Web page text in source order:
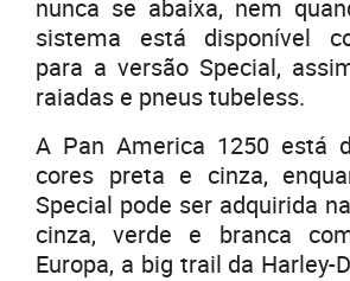
nunca se abaixa, nem
sistema está disponível
para a versão Special,
raiadas e pneus tubeless.
A Pan America 1250 está
cores preta e cinza,
Special pode ser adquirida
cinza, verde e branca
Europa, a big trail da Harley-